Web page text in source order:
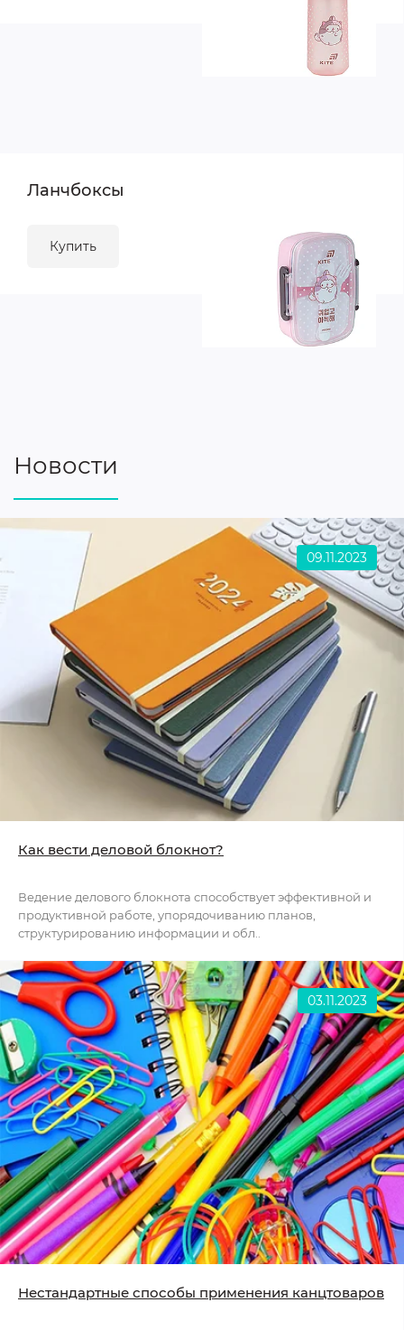
Ланчбоксы
Купить
Новости
09.11.2023
Как вести деловой блокнот?
Ведение делового блокнота способствует эффективной и
продуктивной работе, упорядочиванию планов,
структурированию информации и обл..
03.11.2023
Нестандартные способы применения канцтоваров